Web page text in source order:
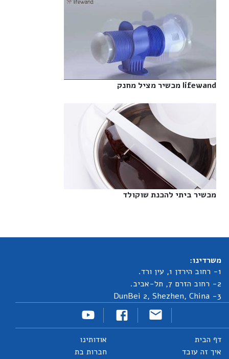
lifewand מכשיר מציל מחנק‎
מכשיר ביתי להכנת שוקולד‎
משרדינו:
1- רחוב הירדן 1, עין ורד.
2- רחוב הזרם 7, תל-אביב.
3- DunBei 2, Shezhen, China
דף הבית
איך זה עובד
אודותינו
חברות בת